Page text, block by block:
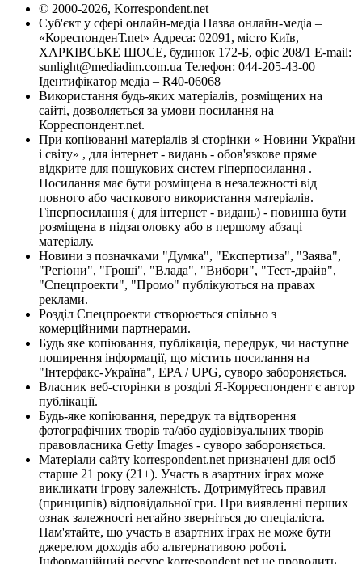
© 2000-2026, Korrespondent.net
Суб'єкт у сфері онлайн-медіа Назва онлайн-медіа –
«КореспонденТ.net» Адреса: 02091, місто Київ,
ХАРКІВСЬКЕ ШОСЕ, будинок 172-Б, офіс 208/1 E-mail:
sunlight@mediadim.com.ua Телефон: 044-205-43-00
Ідентифікатор медіа – R40-06068
Використання будь-яких матеріалів, розміщених на
сайті, дозволяється за умови посилання на
Корреспондент.net.
При копіюванні матеріалів зі сторінки « Новини України
і світу» , для інтернет - видань - обов'язкове пряме
відкрите для пошукових систем гіперпосилання .
Посилання має бути розміщена в незалежності від
повного або часткового використання матеріалів.
Гіперпосилання ( для інтернет - видань) - повинна бути
розміщена в підзаголовку або в першому абзаці
матеріалу.
Новини з позначками "Думка", "Експертиза", "Заява",
"Регіони", "Гроші", "Влада", "Вибори", "Тест-драйв",
"Спецпроекти", "Промо" публікуються на правах
реклами.
Розділ Спецпроекти створюється спільно з
комерційними партнерами.
Будь яке копіювання, публікація, передрук, чи наступне
поширення інформації, що містить посилання на
"Інтерфакс-Україна", EPA / UPG, суворо забороняється.
Власник веб-сторінки в розділі Я-Корреспондент є автор
публікації.
Будь-яке копіювання, передрук та відтворення
фотографічних творів та/або аудіовізуальних творів
правовласника Getty Images - суворо забороняється.
Матеріали сайту korrespondent.net призначені для осіб
старше 21 року (21+). Участь в азартних іграх може
викликати ігрову залежність. Дотримуйтесь правил
(принципів) відповідальної гри. При виявленні перших
ознак залежності негайно зверніться до спеціаліста.
Пам'ятайте, що участь в азартних іграх не може бути
джерелом доходів або альтернативою роботі.
Інформаційний ресурс korrespondent.net не проводить